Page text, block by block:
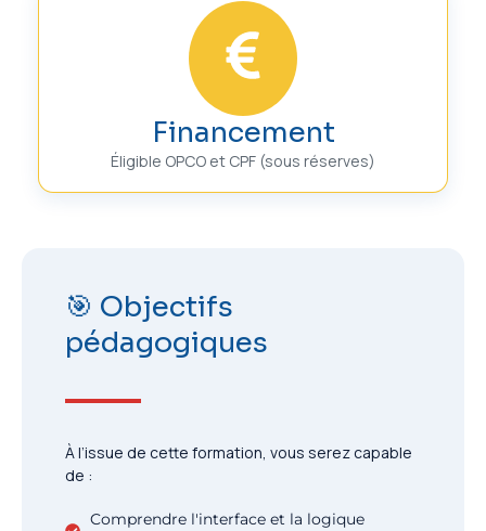
Financement
Éligible OPCO et CPF (sous réserves)
🎯 Objectifs
pédagogiques
À l’issue de cette formation, vous serez capable
de :
Comprendre l'interface et la logique